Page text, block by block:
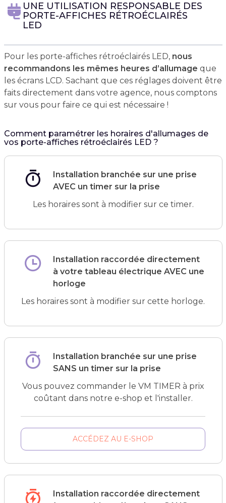
UNE UTILISATION RESPONSABLE DES
PORTE-AFFICHES RÉTROÉCLAIRÉS
LED
Pour les porte-affiches rétroéclairés LED, nous
recommandons les mêmes heures d’allumage que
les écrans LCD. Sachant que ces réglages doivent être
faits directement dans votre agence, nous comptons
sur vous pour faire ce qui est nécessaire !
Comment paramétrer les horaires d'allumages de
vos porte-affiches rétroéclairés LED ?
Installation branchée sur une prise
AVEC un timer sur la prise
Les horaires sont à modifier sur ce timer.
Installation raccordée directement
à votre tableau électrique AVEC une
horloge
Les horaires sont à modifier sur cette horloge.
Installation branchée sur une prise
SANS un timer sur la prise
Vous pouvez commander le VM TIMER à prix
coûtant dans notre e-shop et l'installer.
ACCÉDEZ AU E-SHOP
Installation raccordée directement